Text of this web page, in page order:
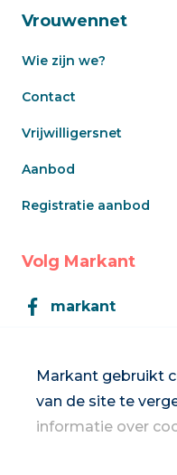
Markant gebruikt
van de site te
informatie over
Vrouwennet
Wie zijn we?
Contact
Vrijwilligersnet
Aanbod
Registratie aanbod
Volg Markant
markant
Inschrijven op